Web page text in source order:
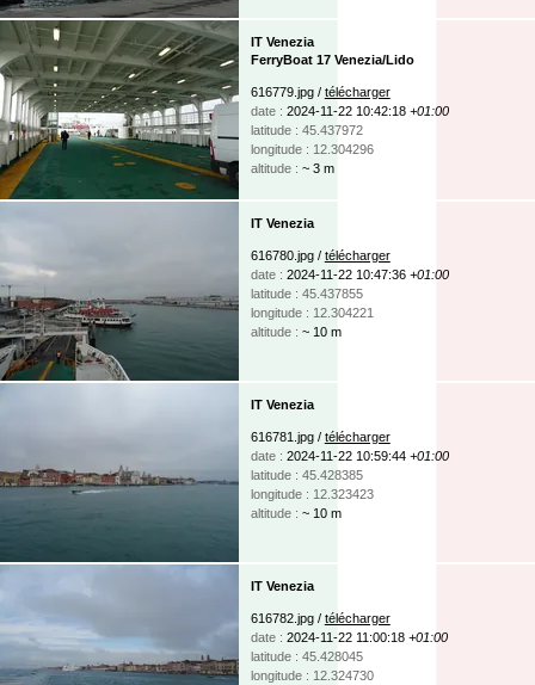
IT Venezia
FerryBoat 17 Venezia/Lido
616779.jpg / télécharger
date : 2024-11-22 10:42:18 +01:00
latitude : 45.437972
longitude : 12.304296
altitude : ~ 3 m
IT Venezia
616780.jpg / télécharger
date : 2024-11-22 10:47:36 +01:00
latitude : 45.437855
longitude : 12.304221
altitude : ~ 10 m
IT Venezia
616781.jpg / télécharger
date : 2024-11-22 10:59:44 +01:00
latitude : 45.428385
longitude : 12.323423
altitude : ~ 10 m
IT Venezia
616782.jpg / télécharger
date : 2024-11-22 11:00:18 +01:00
latitude : 45.428045
longitude : 12.324730